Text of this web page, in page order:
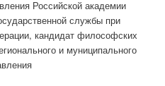
Российской академии
службы при
кандидат философских
и муниципального